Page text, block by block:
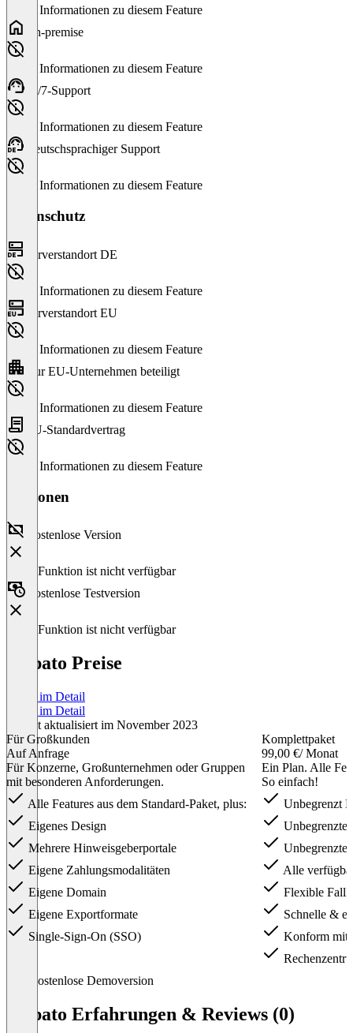
Keine Informationen zu diesem Feature
On-premise
Keine Informationen zu diesem Feature
24/7-Support
Keine Informationen zu diesem Feature
Deutschsprachiger Support
Keine Informationen zu diesem Feature
Datenschutz
Serverstandort DE
Keine Informationen zu diesem Feature
Serverstandort EU
Keine Informationen zu diesem Feature
Nur EU-Unternehmen beteiligt
Keine Informationen zu diesem Feature
EU-Standardvertrag
Keine Informationen zu diesem Feature
Versionen
Kostenlose Version
Diese Funktion ist nicht verfügbar
Kostenlose Testversion
Diese Funktion ist nicht verfügbar
Vispato Preise
Preise im Detail
Preise im Detail
Zuletzt aktualisiert im November 2023
Für Großkunden
Auf Anfrage
Für Konzerne, Großunternehmen oder Gruppen
mit besonderen Anforderungen.
Alle Features aus dem Standard-Paket, plus:
Eigenes Design
Mehrere Hinweisgeberportale
Eigene Zahlungsmodalitäten
Eigene Domain
Eigene Exportformate
Single-Sign-On (SSO)
Komplettpaket
99,00 €/ Monat
Ein Plan. Alle
So einfach!
Unbegrenzt
Unbegrenzte
Alle
Flexible
Schnelle &
Konform mit
Kostenlose Demoversion
Vispato Erfahrungen & Reviews (0)